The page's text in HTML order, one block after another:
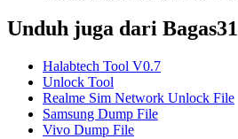
Unduh juga dari Bagas31
Halabtech Tool V0.7
Unlock Tool
Realme Sim Network Unlock File
Samsung Dump File
Vivo Dump File